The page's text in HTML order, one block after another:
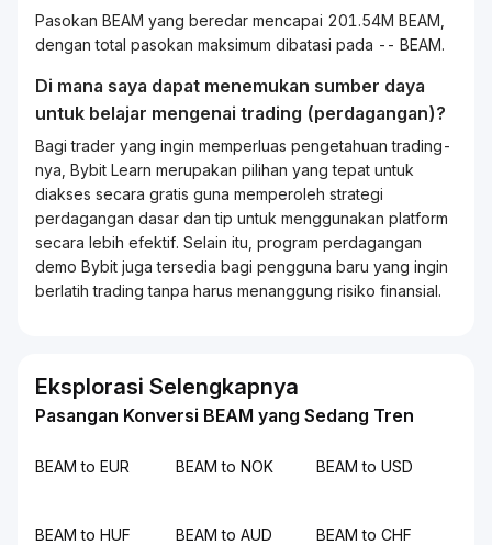
Pasokan BEAM yang beredar mencapai 201.54M BEAM,
dengan total pasokan maksimum dibatasi pada -- BEAM.
Di mana saya dapat menemukan sumber daya
untuk belajar mengenai trading (perdagangan)?
Bagi trader yang ingin memperluas pengetahuantrading-
nya, Bybit Learn merupakan pilihan yang tepat untuk
diakses secara gratis guna memperoleh strategi
perdagangan dasar dan tip untuk menggunakan platform
secara lebih efektif. Selain itu, program perdagangan
demo Bybit juga tersedia bagi pengguna baru yang ingin
berlatihtradingtanpa harus menanggung risiko finansial.
Eksplorasi Selengkapnya
Pasangan Konversi BEAM yang Sedang Tren
BEAM to EUR BEAM to NOK BEAM to USD
BEAM to HUF BEAM to AUD BEAM to CHF